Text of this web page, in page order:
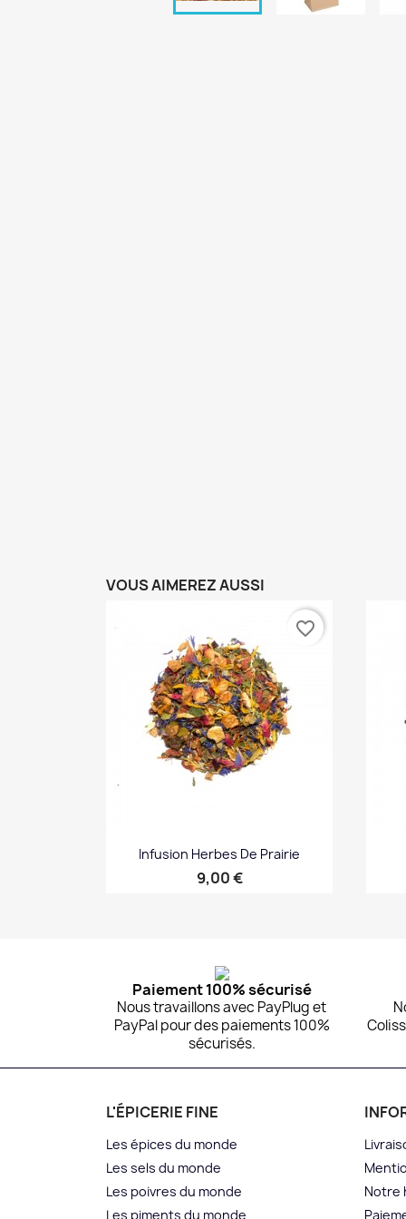
VOUS AIMEREZ AUSSI
Infusion Herbes De Prairie
Prix
9,00 €
favorite_border
Paiement 100% sécurisé
Nous travaillons avec PayPlug et
PayPal pour des paiements 100%
sécurisés.
L'ÉPICERIE FINE
Les épices du monde
Les sels du monde
Les poivres du monde
Les piments du monde
Notre